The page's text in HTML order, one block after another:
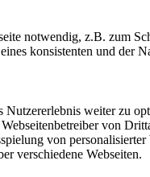
notwendig, z.B. zum
konsistenten und der
Nutzererlebnis weiter zu
von
von
verschiedene Webseiten.